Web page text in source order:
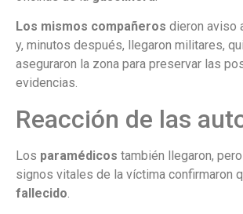
Los mismos compañeros dieron aviso
y, minutos después, llegaron militares,
aseguraron la zona para preservar las
evidencias.
Reacción de las
Los paramédicos también llegaron,
signos vitales de la víctima confirmaron
fallecido